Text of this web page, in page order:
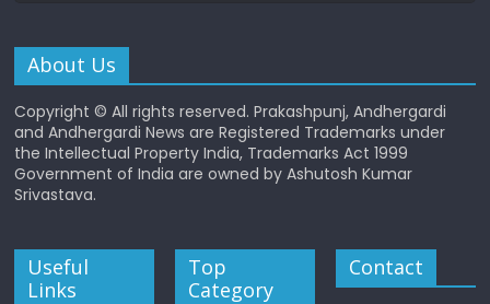
About Us
Copyright © All rights reserved. Prakashpunj, Andhergardi
and Andhergardi News are Registered Trademarks under
the Intellectual Property India, Trademarks Act 1999
Government of India are owned by Ashutosh Kumar
Srivastava.
Useful
Links
Top
Category
Contact